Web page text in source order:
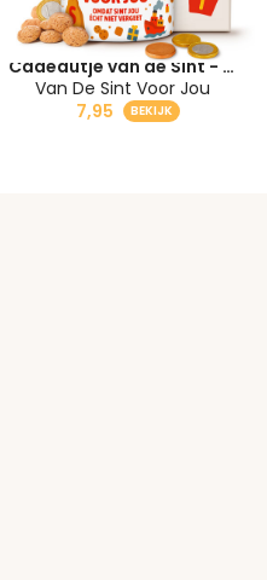
Cadeautje van de Sint - Sinterklaasgeschenk 2025
Van De Sint Voor Jou
7,95